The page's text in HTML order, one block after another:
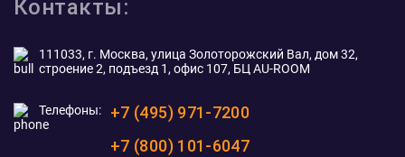
Контакты:
111033, г. Москва, улица Золоторожский Вал, дом 32,
строение 2, подъезд 1, офис 107, БЦ AU-ROOM
Телефоны:
+7 (495) 971-7200
+7 (800) 101-6047